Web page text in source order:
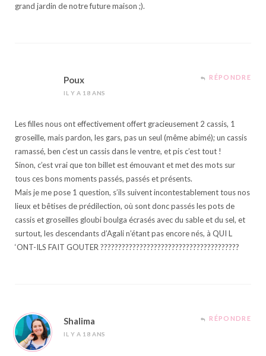
grand jardin de notre future maison ;).
Poux
IL Y A 18 ANS
RÉPONDRE
Les filles nous ont effectivement offert gracieusement 2 cassis, 1
groseille, mais pardon, les gars, pas un seul (même abimé); un cassis
ramassé, ben c’est un cassis dans le ventre, et pis c’est tout !
Sinon, c’est vrai que ton billet est émouvant et met des mots sur
tous ces bons moments passés, passés et présents.
Mais je me pose 1 question, s’ils suivent incontestablement tous nos
lieux et bêtises de prédilection, où sont donc passés les pots de
cassis et groseilles gloubi boulga écrasés avec du sable et du sel, et
surtout, les descendants d’Agali n’étant pas encore nés, à QUI L
‘ONT-ILS FAIT GOUTER ???????????????????????????????????????
Shalima
IL Y A 18 ANS
RÉPONDRE